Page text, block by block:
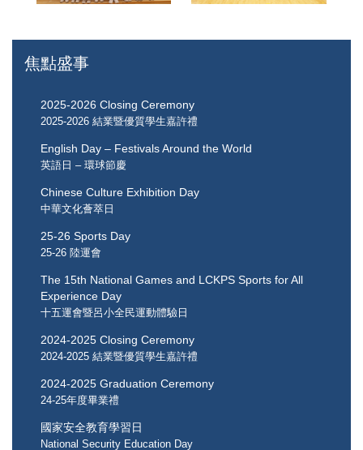
焦點盛事
2025-2026 Closing Ceremony
2025-2026 結業暨優質學生嘉許禮
English Day – Festivals Around the World
英語日 – 環球節慶
Chinese Culture Exhibition Day
中華文化薈萃日
25-26 Sports Day
25-26 陸運會
The 15th National Games and LCKPS Sports for All
Experience Day
十五運會暨呂小全民運動體驗日
2024-2025 Closing Ceremony
2024-2025 結業暨優質學生嘉許禮
2024-2025 Graduation Ceremony
24-25年度畢業禮
國家安全教育學習日
National Security Education Day